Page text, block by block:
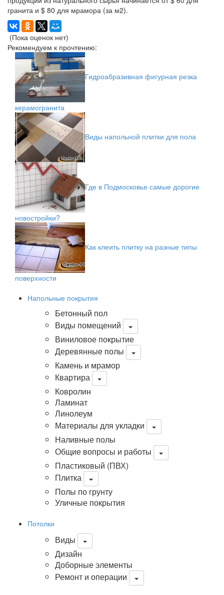
гранита и $ 80 для мрамора (за м2).
(Пока оценок нет)
Рекомендуем к прочтению:
Гидроабразивная фигурная резка
керамогранита
Виды напольной плитки для пола
Где в Подмосковье самые дорогие
новостройки?
Как клеить плитку на разные типы
поверхности
Напольные покрытия
Бетонный пол
Виды помещений
Виниловое покрытие
Деревянные полы
Камень и мрамор
Квартира
Ковролин
Ламинат
Линолеум
Материалы для укладки
Наливные полы
Общие вопросы и работы
Пластиковый (ПВХ)
Плитка
Полы по грунту
Уличные покрытия
Потолки
Виды
Дизайн
Доборные элементы
Ремонт и операции